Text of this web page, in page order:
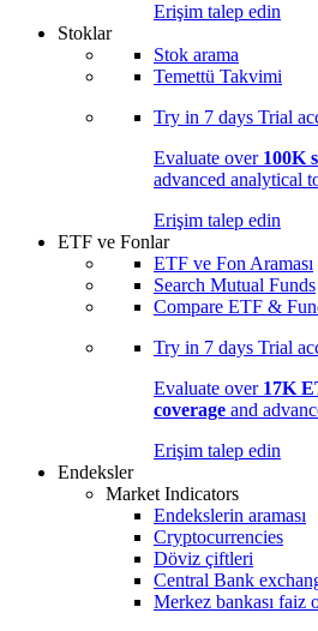
Erişim talep edin
Stoklar
Stok arama
Temettü Takvimi
Try in 7 days Trial
Evaluate over 100K
advanced analytical
Erişim talep edin
ETF ve Fonlar
ETF ve Fon Araması
Search Mutual Funds
Compare ETF &
Try in 7 days Trial
Evaluate over 17K
coverage and
Erişim talep edin
Endeksler
Market Indicators
Endekslerin araması
Cryptocurrencies
Döviz çiftleri
Central Bank
Merkez bankası faiz